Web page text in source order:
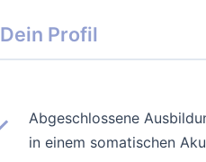
Dein Profil
Abgeschlossene
in einem somatischen